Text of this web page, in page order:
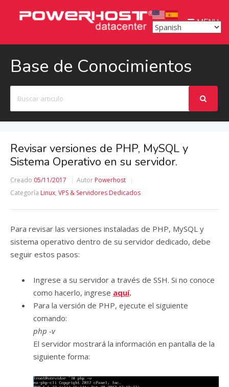
MENU
Base de Conocimientos
Revisar versiones de PHP, MySQL y
Sistema Operativo en su servidor.
Creado 05/11/2017 Autor Powerhost
Categoría Linux, VPS & Servidores Dedicados
Para revisar las versiones instaladas de PHP, MySQL y
sistema operativo dentro de su servidor dedicado, debe
seguir estos pasos:
Ingrese a su servidor a través de SSH. Si no conoce
como hacerlo, ingrese aquí.
Para la versión de PHP, ejecute el siguiente
comando:
php -v
El servidor mostrará la información en pantalla de la
siguiente forma: